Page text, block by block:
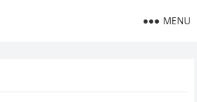
MENU